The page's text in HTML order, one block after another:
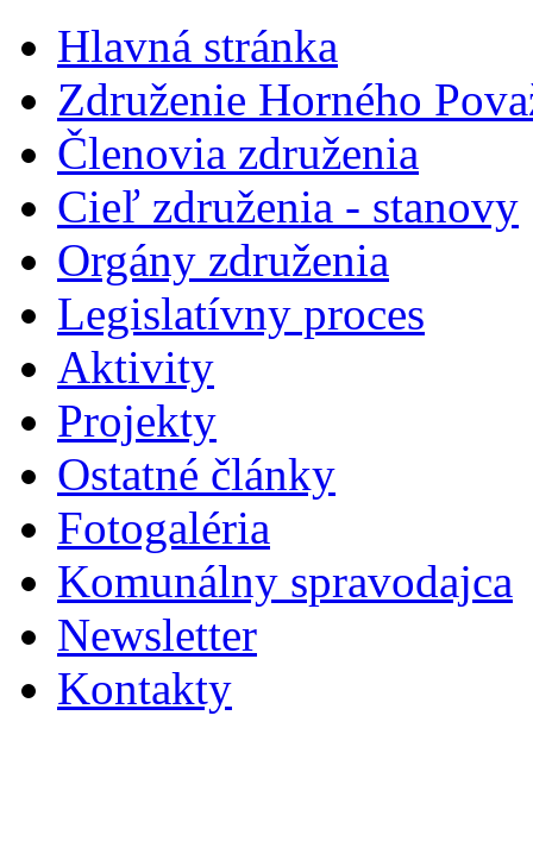
Hlavná stránka
Združenie Horného
Členovia združenia
Cieľ združenia - stanovy
Orgány združenia
Legislatí­vny proces
Aktivity
Projekty
Ostatné články
Fotogaléria
Komunálny spravodajca
Newsletter
Kontakty